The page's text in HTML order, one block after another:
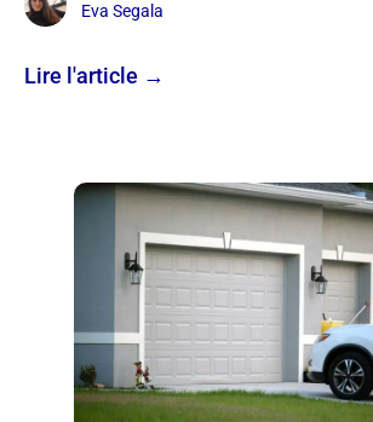
Eva Segala
Lire l'article →